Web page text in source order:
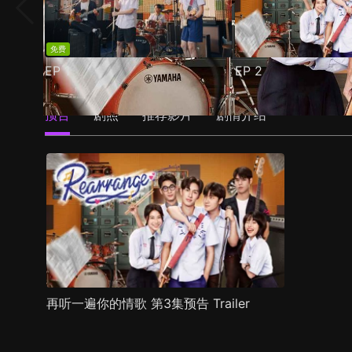
免费
EP1 EP2
预告 剧照 推荐影片 剧情介绍
再听一遍你的情歌 第3集预告 Trailer